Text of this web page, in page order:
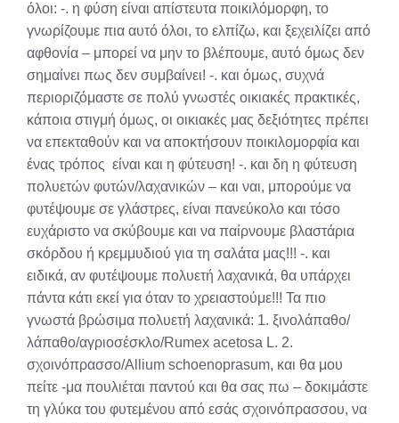
όλοι: -. η φύση είναι απίστευτα ποικιλόμορφη, το
γνωρίζουμε πια αυτό όλοι, το ελπίζω, και ξεχειλίζει από
αφθονία – μπορεί να μην το βλέπουμε, αυτό όμως δεν
σημαίνει πως δεν συμβαίνει! -. και όμως, συχνά
περιοριζόμαστε σε πολύ γνωστές οικιακές πρακτικές,
κάποια στιγμή όμως, οι οικιακές μας δεξιότητες πρέπει
να επεκταθούν και να αποκτήσουν ποικιλομορφία και
ένας τρόπος είναι και η φύτευση! -. και δη η φύτευση
πολυετών φυτών/λαχανικών – και ναι, μπορούμε να
φυτέψουμε σε γλάστρες, είναι πανεύκολο και τόσο
ευχάριστο να σκύβουμε και να παίρνουμε βλαστάρια
σκόρδου ή κρεμμυδιού για τη σαλάτα μας!!! -. και
ειδικά, αν φυτέψουμε πολυετή λαχανικά, θα υπάρχει
πάντα κάτι εκεί για όταν το χρειαστούμε!!! Τα πιο
γνωστά βρώσιμα πολυετή λαχανικά: 1. ξινολάπαθο/
λάπαθο/αγριοσέσκλο/Rumex acetosa L. 2.
σχοινόπρασσο/Allium schoenoprasum, και θα μου
πείτε -μα πουλιέται παντού και θα σας πω – δοκιμάστε
τη γλύκα του φυτεμένου από εσάς σχοινόπρασσου, να